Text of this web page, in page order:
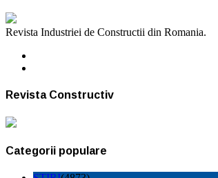
Revista Industriei de Constructii din Romania.
Revista Constructiv
Categorii populare